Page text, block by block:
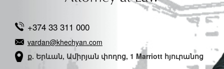
+374 33 311 000
vardan@khechyan.com
ք. Երևան, Ամիրյան փողոց, 1 Marriott հյուրանոց